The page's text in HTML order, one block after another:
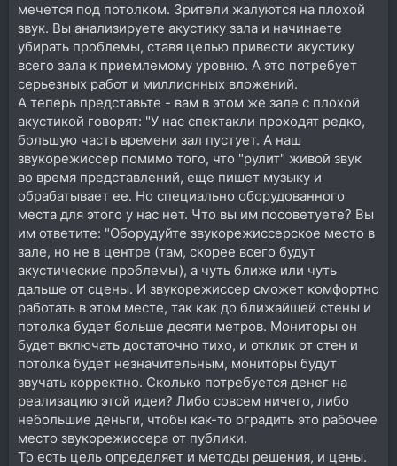
мечется под потолком. Зрители жалуются на плохой
звук. Вы анализируете акустику зала и начинаете
убирать проблемы, ставя целью привести акустику
всего зала к приемлемому уровню. А это потребует
серьезных работ и миллионных вложений.
А теперь представьте - вам в этом же зале с плохой
акустикой говорят: "У нас спектакли проходят редко,
большую часть времени зал пустует. А наш
звукорежиссер помимо того, что "рулит" живой звук
во время представлений, еще пишет музыку и
обрабатывает ее. Но специально оборудованного
места для этого у нас нет. Что вы им посоветуете? Вы
им ответите: "Оборудуйте звукорежиссерское место в
зале, но не в центре (там, скорее всего будут
акустические проблемы), а чуть ближе или чуть
дальше от сцены. И звукорежиссер сможет комфортно
работать в этом месте, так как до ближайшей стены и
потолка будет больше десяти метров. Мониторы он
будет включать достаточно тихо, и отклик от стен и
потолка будет незначительным, мониторы будут
звучать корректно. Сколько потребуется денег на
реализацию этой идеи? Либо совсем ничего, либо
небольшие деньги, чтобы как-то оградить это рабочее
место звукорежиссера от публики.
То есть цель определяет и методы решения, и цены.